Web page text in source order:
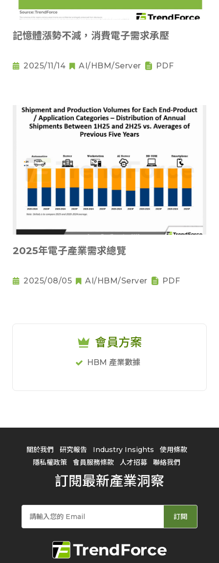
記憶體漲勢不減，消費電子需求承壓
2025/11/14 AI/HBM/Server PDF
2025年電子產業需求總覽
2025/08/05 AI/HBM/Server PDF
會員方案
HBM 產業數據
關於我們 研究報告 Industry Insights
使用條款
隱私權政策
會員服務條款 人才招募 聯絡我們
訂閱最新產業洞察
訂閱